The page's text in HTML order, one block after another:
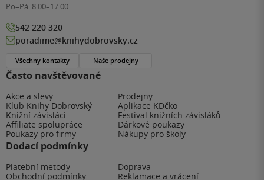
Často navštěvované
Akce a slevy
Prodejny
Klub Knihy Dobrovský
Aplikace KDčko
Knižní závisláci
Festival knižních závisláků
Affiliate spolupráce
Dárkové poukazy
Poukazy pro firmy
Nákupy pro školy
Dodací podmínky
Platební metody
Doprava
Obchodní podmínky
Reklamace a vrácení
Po–Pá: 8:00–17:00
542 220 320
poradime@knihydobrovsky.cz
Všechny kontakty Naše prodejny